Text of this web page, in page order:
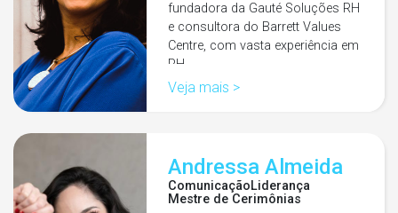
fundadora da Gauté Soluções RH
e consultora do Barrett Values
Centre, com vasta experiência em
RH…
Veja mais >
Andressa Almeida
ComunicaçãoLiderança
Mestre de Cerimônias